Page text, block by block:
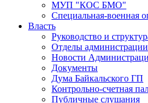
МУП "КОС БМО"
Специальная-военная
Власть
Руководство и
Отделы администрации
Новости
Документы
Дума Байкальского ГП
Контрольно-счетная
Публичные слушания